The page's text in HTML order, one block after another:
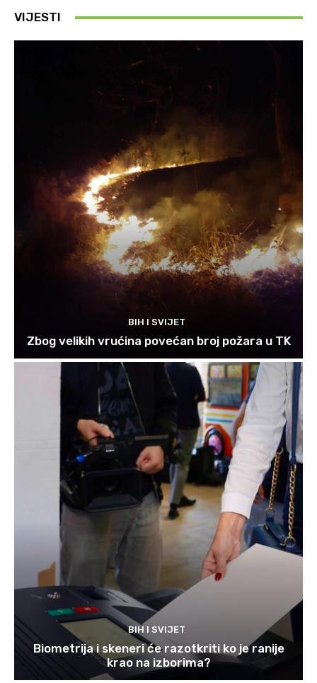
VIJESTI
BIH I SVIJET
Zbog velikih vrućina povećan broj požara u TK
BIH I SVIJET
Biometrija i skeneri će razotkriti ko je ranije
krao na izborima?